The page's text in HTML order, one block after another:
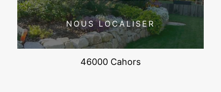
NOUS LOCALISER
46000 Cahors